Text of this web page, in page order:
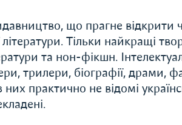
що прагне відкрити
літератури. Тільки найкращі
та нон-фікшн.
трилери, біографії, драми,
них практично не відомі